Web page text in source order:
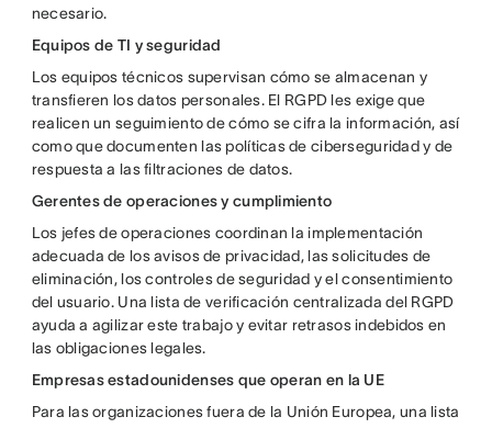
necesario.
Equipos de TI y seguridad
Los equipos técnicos supervisan cómo se almacenan y
transfieren los datos personales. El RGPD les exige que
realicen un seguimiento de cómo se cifra la información, así
como que documenten las políticas de ciberseguridad y de
respuesta a las filtraciones de datos.
Gerentes de operaciones y cumplimiento
Los jefes de operaciones coordinan la implementación
adecuada de los avisos de privacidad, las solicitudes de
eliminación, los controles de seguridad y el consentimiento
del usuario. Una lista de verificación centralizada del RGPD
ayuda a agilizar este trabajo y evitar retrasos indebidos en
las obligaciones legales.
Empresas estadounidenses que operan en la UE
Para las organizaciones fuera de la Unión Europea, una lista